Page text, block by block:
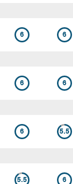
6 6
6 6
6 5.5
5.5 6